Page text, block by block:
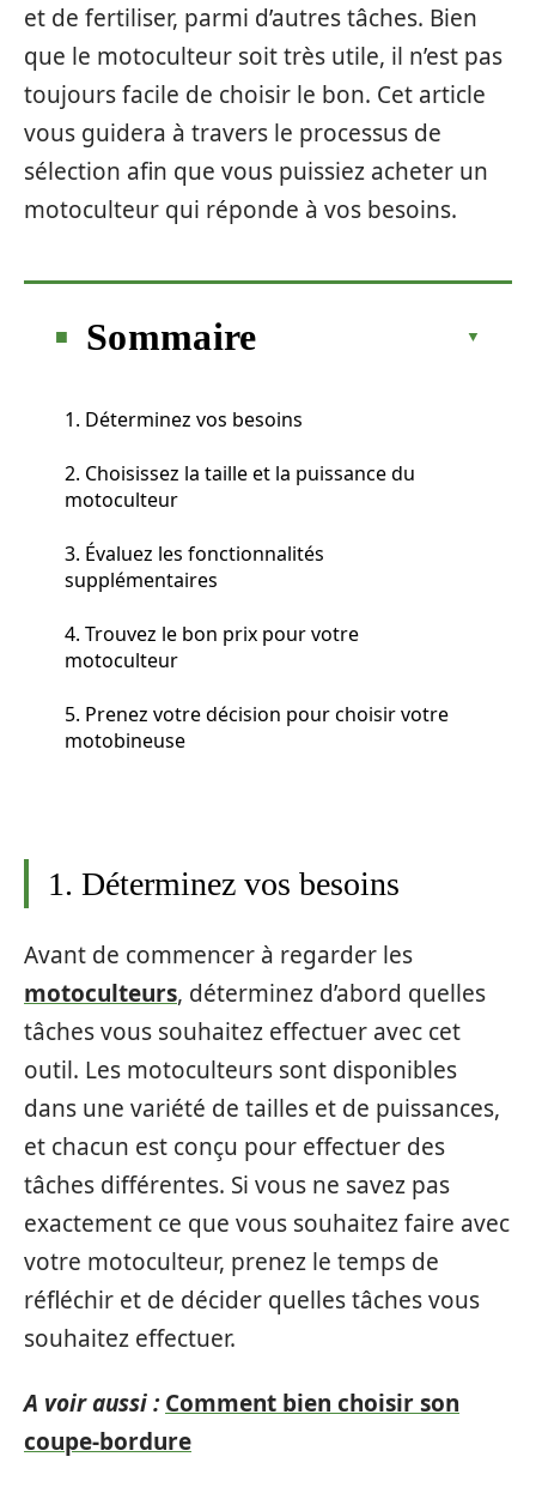
et de fertiliser, parmi d’autres tâches. Bien
que le motoculteur soit très utile, il n’est pas
toujours facile de choisir le bon. Cet article
vous guidera à travers le processus de
sélection afin que vous puissiez acheter un
motoculteur qui réponde à vos besoins.
Sommaire
1. Déterminez vos besoins
2. Choisissez la taille et la puissance du
motoculteur
3. Évaluez les fonctionnalités
supplémentaires
4. Trouvez le bon prix pour votre
motoculteur
5. Prenez votre décision pour choisir votre
motobineuse
1. Déterminez vos besoins
Avant de commencer à regarder les
motoculteurs, déterminez d’abord quelles
tâches vous souhaitez effectuer avec cet
outil. Les motoculteurs sont disponibles
dans une variété de tailles et de puissances,
et chacun est conçu pour effectuer des
tâches différentes. Si vous ne savez pas
exactement ce que vous souhaitez faire avec
votre motoculteur, prenez le temps de
réfléchir et de décider quelles tâches vous
souhaitez effectuer.
A voir aussi : Comment bien choisir son
coupe-bordure